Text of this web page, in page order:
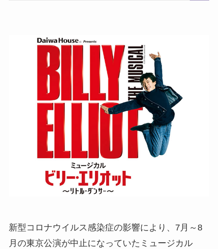
新型コロナウイルス感染症の影響により、7月～8
月の東京公演が中止になっていたミュージカル